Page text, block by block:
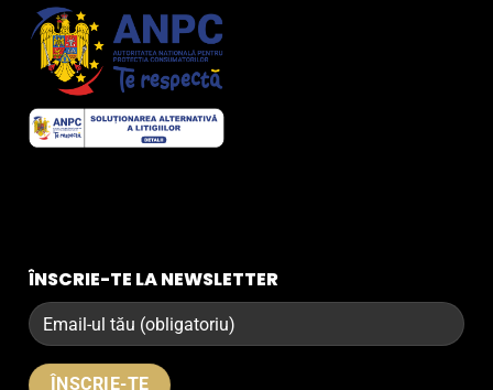
ÎNSCRIE-TE LA NEWSLETTER